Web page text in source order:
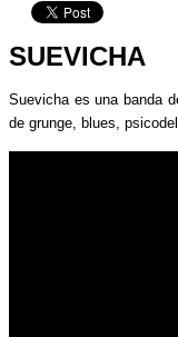
SUEVICHA
Suevicha es una banda
de grunge, blues,